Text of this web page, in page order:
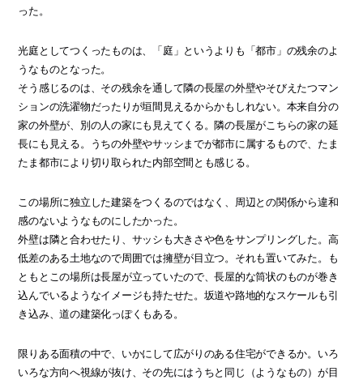
った。
光庭としてつくったものは、「庭」というよりも「都市」の残余のよ
うなものとなった。
そう感じるのは、その残余を通して隣の長屋の外壁やそびえたつマン
ションの洗濯物だったりが垣間見えるからかもしれない。本来自分の
家の外壁が、別の人の家にも見えてくる。隣の長屋がこちらの家の延
長にも見える。うちの外壁やサッシまでが都市に属するもので、たま
たま都市により切り取られた内部空間とも感じる。
この場所に独立した建築をつくるのではなく、周辺との関係から違和
感のないようなものにしたかった。
外壁は隣と合わせたり、サッシも大きさや色をサンプリングした。高
低差のある土地なので周囲では擁壁が目立つ。それも置いてみた。も
ともとこの場所は長屋が立っていたので、長屋的な筒状のものが巻き
込んでいるようなイメージも持たせた。坂道や路地的なスケールも引
き込み、道の建築化っぽくもある。
限りある面積の中で、いかにして広がりのある住宅ができるか。いろ
いろな方向へ視線が抜け、その先にはうちと同じ（ようなもの）が目